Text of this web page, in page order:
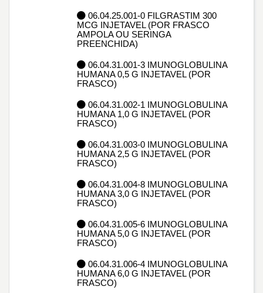
06.04.25.001-0 FILGRASTIM 300
MCG INJETAVEL (POR FRASCO
AMPOLA OU SERINGA
PREENCHIDA)
06.04.31.001-3 IMUNOGLOBULINA
HUMANA 0,5 G INJETAVEL (POR
FRASCO)
06.04.31.002-1 IMUNOGLOBULINA
HUMANA 1,0 G INJETAVEL (POR
FRASCO)
06.04.31.003-0 IMUNOGLOBULINA
HUMANA 2,5 G INJETAVEL (POR
FRASCO)
06.04.31.004-8 IMUNOGLOBULINA
HUMANA 3,0 G INJETAVEL (POR
FRASCO)
06.04.31.005-6 IMUNOGLOBULINA
HUMANA 5,0 G INJETAVEL (POR
FRASCO)
06.04.31.006-4 IMUNOGLOBULINA
HUMANA 6,0 G INJETAVEL (POR
FRASCO)